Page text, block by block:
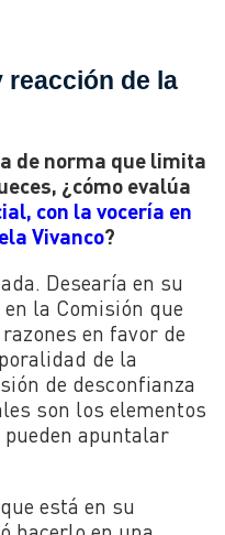
reacción de la
de norma que limita
¿cómo evalúa
con la vocería en
Vivanco?
Desearía en su
la Comisión que
en favor de
de la
de desconfianza
son los elementos
pueden apuntalar
está en su